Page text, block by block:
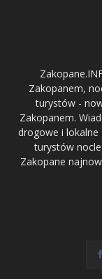
Zakopanem,
turystów -
Zakopanem.
drogowe i
turystów
Zakopane